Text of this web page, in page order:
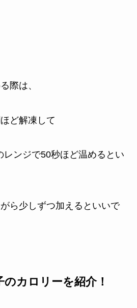
際は、
ど解凍して
レンジで50秒ほど温めるとい
ら少しずつ加えるといいで
のカロリーを紹介！